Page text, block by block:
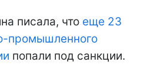
писала, что еще 23
промышленного
попали под санкции.